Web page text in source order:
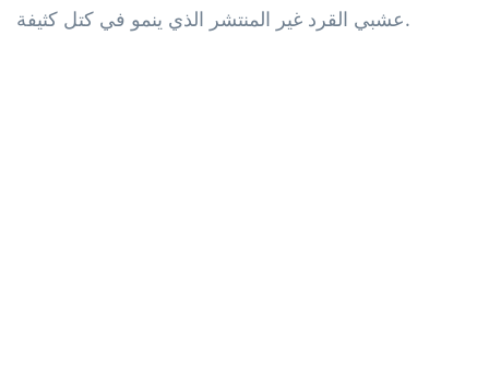
عشبي القرد غير المنتشر الذي ينمو في كتل كثيفة.